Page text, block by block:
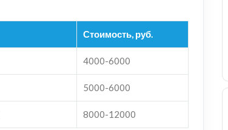
Стоимость, руб.
4000-6000
5000-6000
8000-12000